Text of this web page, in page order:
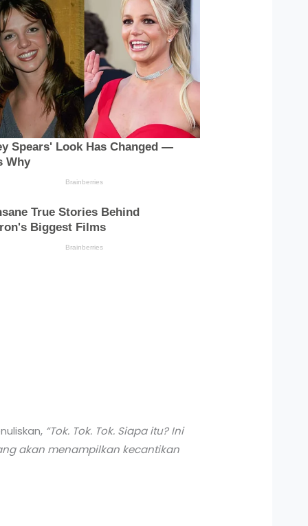
“Tok. Tok. Tok. Siapa itu? Ini
akan menampilkan kecantikan